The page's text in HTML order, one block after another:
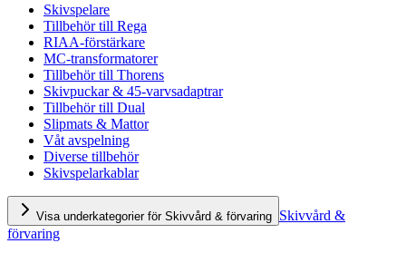
Skivspelare
Tillbehör till Rega
RIAA-förstärkare
MC-transformatorer
Tillbehör till Thorens
Skivpuckar & 45-varvsadaptrar
Tillbehör till Dual
Slipmats & Mattor
Våt avspelning
Diverse tillbehör
Skivspelarkablar
Visa underkategorier för Skivvård & förvaring Skivvård &
förvaring